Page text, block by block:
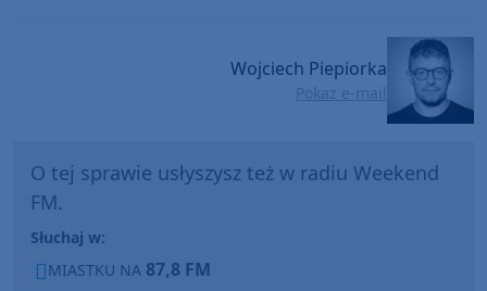
Wojciech Piepiorka
Pokaż e-mail
O tej sprawie usłyszysz też w radiu Weekend
FM.
Słuchaj w:
MIASTKU NA 87,8 FM